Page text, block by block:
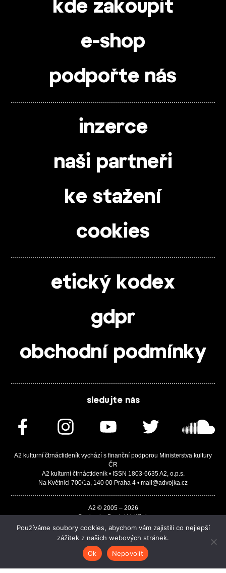
kde zakoupit
e-shop
podpořte nás
inzerce
naši partneři
ke stažení
cookies
etický kodex
gdpr
obchodní podmínky
sledujte nás
A2 kulturní čtrnáctideník vychází s finanční podporou Ministerstva kultury
ČR
A2 kulturní čtrnáctideník • ISSN 1803-6635 A2, o.p.s.
Na Květnici 700/1a, 140 00 Praha 4 • mail@advojka.cz
A2 © 2005 – 2026
Design by Daniel Vojtíšek
Built by JASA-IT & ChSoft
Používáme soubory cookies, abychom vám zajistili co nejlepší
zážitek z našich webových stránek.
Ok
Nepovolit